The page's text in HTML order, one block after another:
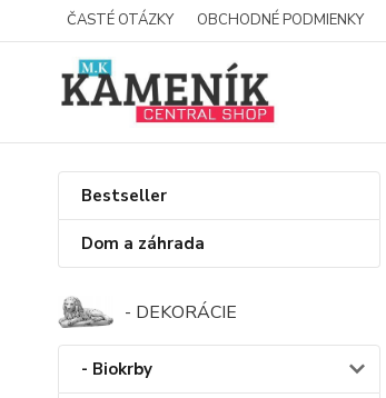
ČASTÉ OTÁZKY OBCHODNÉ PODMIENKY
Bestseller
Dom a záhrada
- DEKORÁCIE
- Biokrby